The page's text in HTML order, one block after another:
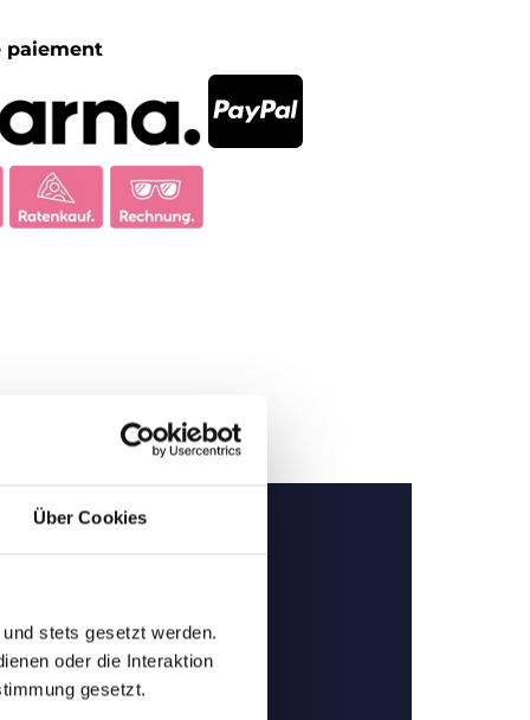
Über Cookies
stets gesetzt werden.
oder die Interaktion
gesetzt.
paiement
de qualité
et spécialiste pour l'achat